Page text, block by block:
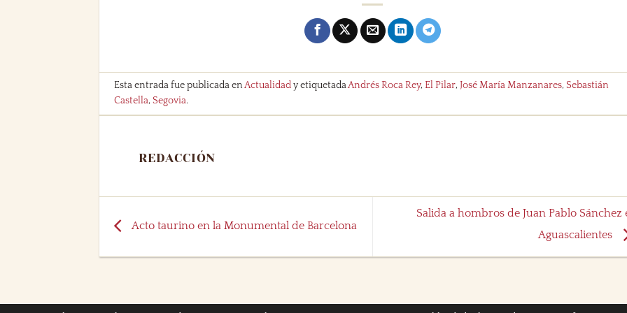
Esta entrada fue publicada enActualidady etiquetadaAndrés Roca Rey,El Pilar,José María Manzanares,Sebastián
Castella,Segovia.
REDACCIÓN
Acto taurino en la Monumental de Barcelona
Salida a hombros de Juan Pablo Sánchez
Aguascalientes